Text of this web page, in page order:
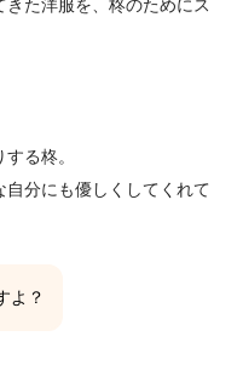
た洋服を、柊のためにス
る柊。
分にも優しくしてくれて
よ？